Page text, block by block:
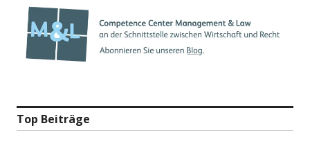
Top Beiträge